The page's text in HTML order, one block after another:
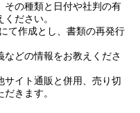
の種類と日付や社判の有
ださい。
て作成とし、書類の再発行
どの情報をお教えくださ
イト通販と併用、売り切
きます。